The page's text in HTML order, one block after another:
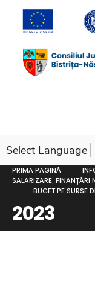
Select Language
PRIMA PAGINĂ
SALARIZARE, FINANȚĂRI
BUGET PE SURSE
2023